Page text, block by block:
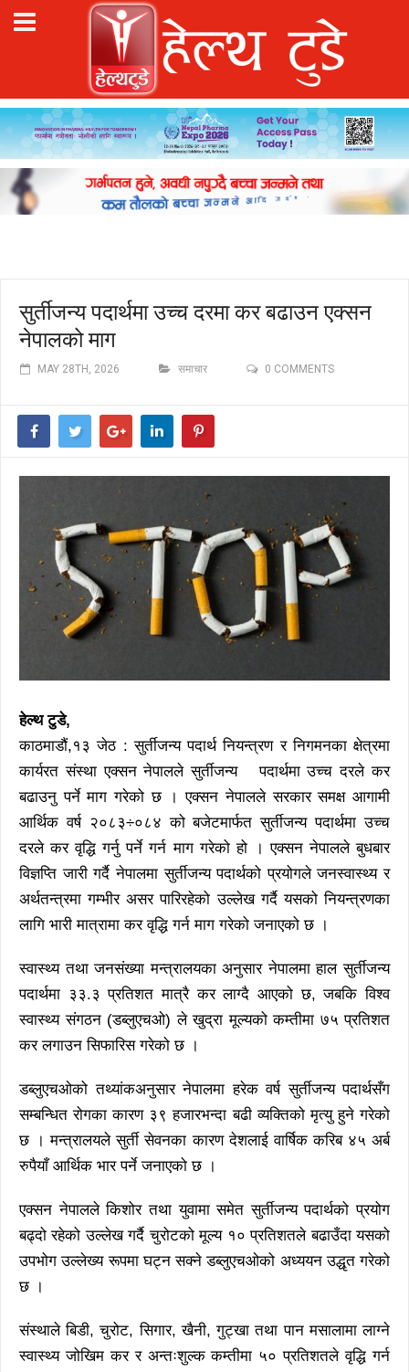
सुर्तीजन्य पदार्थमा उच्च दरमा कर बढाउन एक्सन
नेपालको माग
MAY 28TH, 2026 समाचार 0 COMMENTS
हेल्थ टुडे,
काठमाडौं,१३ जेठ : सुर्तीजन्य पदार्थ नियन्त्रण र निगमनका क्षेत्रमा
कार्यरत संस्था एक्सन नेपालले सुर्तीजन्य पदार्थमा उच्च दरले कर
बढाउनु पर्ने माग गरेको छ । एक्सन नेपालले सरकार समक्ष आगामी
आर्थिक वर्ष २०८३÷०८४ को बजेटमार्फत सुर्तीजन्य पदार्थमा उच्च
दरले कर वृद्धि गर्नु पर्ने गर्न माग गरेको हो । एक्सन नेपालले बुधबार
विज्ञप्ति जारी गर्दै नेपालमा सुर्तीजन्य पदार्थको प्रयोगले जनस्वास्थ्य र
अर्थतन्त्रमा गम्भीर असर पारिरहेको उल्लेख गर्दै यसको नियन्त्रणका
लागि भारी मात्रामा कर वृद्धि गर्न माग गरेको जनाएको छ ।
स्वास्थ्य तथा जनसंख्या मन्त्रालयका अनुसार नेपालमा हाल सुर्तीजन्य
पदार्थमा ३३.३ प्रतिशत मात्रै कर लाग्दै आएको छ, जबकि विश्व
स्वास्थ्य संगठन (डब्लुएचओ) ले खुद्रा मूल्यको कम्तीमा ७५ प्रतिशत
कर लगाउन सिफारिस गरेको छ ।
डब्लुएचओको तथ्यांकअनुसार नेपालमा हरेक वर्ष सुर्तीजन्य पदार्थसँग
सम्बन्धित रोगका कारण ३९ हजारभन्दा बढी व्यक्तिको मृत्यु हुने गरेको
छ । मन्त्रालयले सुर्ती सेवनका कारण देशलाई वार्षिक करिब ४५ अर्ब
रुपैयाँ आर्थिक भार पर्ने जनाएको छ ।
एक्सन नेपालले किशोर तथा युवामा समेत सुर्तीजन्य पदार्थको प्रयोग
बढ्दो रहेको उल्लेख गर्दै चुरोटको मूल्य १० प्रतिशतले बढाउँदा यसको
उपभोग उल्लेख्य रूपमा घट्न सक्ने डब्लुएचओको अध्ययन उद्धृत गरेको
छ ।
संस्थाले बिडी, चुरोट, सिगार, खैनी, गुट्खा तथा पान मसालामा लाग्ने
स्वास्थ्य जोखिम कर र अन्तःशुल्क कम्तीमा ५० प्रतिशतले वृद्धि गर्न